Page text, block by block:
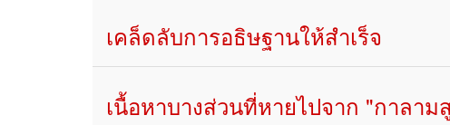
เคล็ดลับการอธิษฐานให้สำเร็จ
เนื้อหาบางส่วนที่หายไปจาก "กาลาม